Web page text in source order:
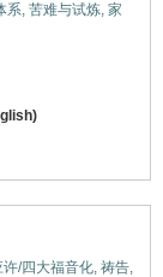
系, 苦难与试炼, 家
许/四大福音化, 祷告,